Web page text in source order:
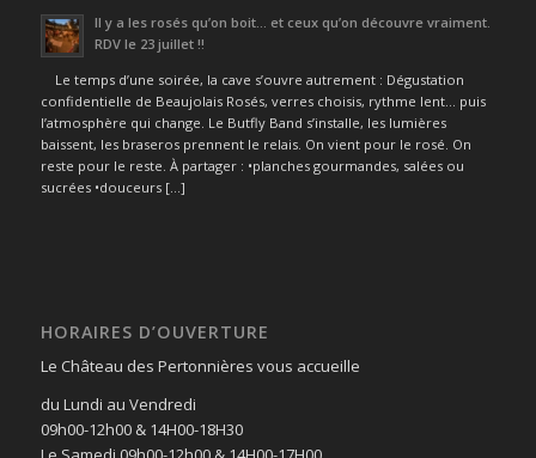
Il y a les rosés qu’on boit… et ceux qu’on découvre vraiment.
RDV le 23 juillet !!
Le temps d’une soirée, la cave s’ouvre autrement : Dégustation
confidentielle de Beaujolais Rosés, verres choisis, rythme lent… puis
l’atmosphère qui change. Le Butfly Band s’installe, les lumières
baissent, les braseros prennent le relais. On vient pour le rosé. On
reste pour le reste. À partager : •planches gourmandes, salées ou
sucrées •douceurs […]
HORAIRES D’OUVERTURE
Le Château des Pertonnières vous accueille
du Lundi au Vendredi
09h00-12h00 & 14H00-18H30